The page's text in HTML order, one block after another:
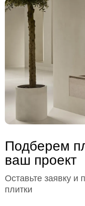
Подберем
ваш проект
Оставьте заявку и
плитки